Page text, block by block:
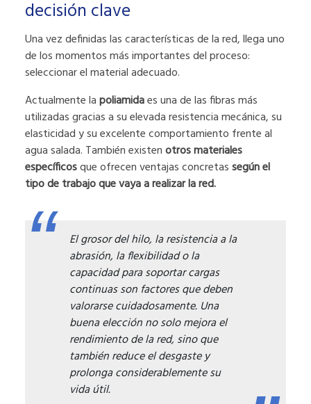
decisión clave
Una vez definidas las características de la red, llega uno
de los momentos más importantes del proceso:
seleccionar el material adecuado.
Actualmente lapoliamidaes una de las fibras más
utilizadas gracias a su elevada resistencia mecánica, su
elasticidad y su excelente comportamiento frente al
agua salada. También existenotros materiales
específicosque ofrecen ventajas concretassegún el
tipo de trabajo que vaya a realizar la red.
El grosor del hilo, la resistencia a la
abrasión, la flexibilidad o la
capacidad para soportar cargas
continuas son factores que deben
valorarse cuidadosamente. Una
buena elección no solo mejora el
rendimiento de la red, sino que
también reduce el desgaste y
prolonga considerablemente su
vida útil.